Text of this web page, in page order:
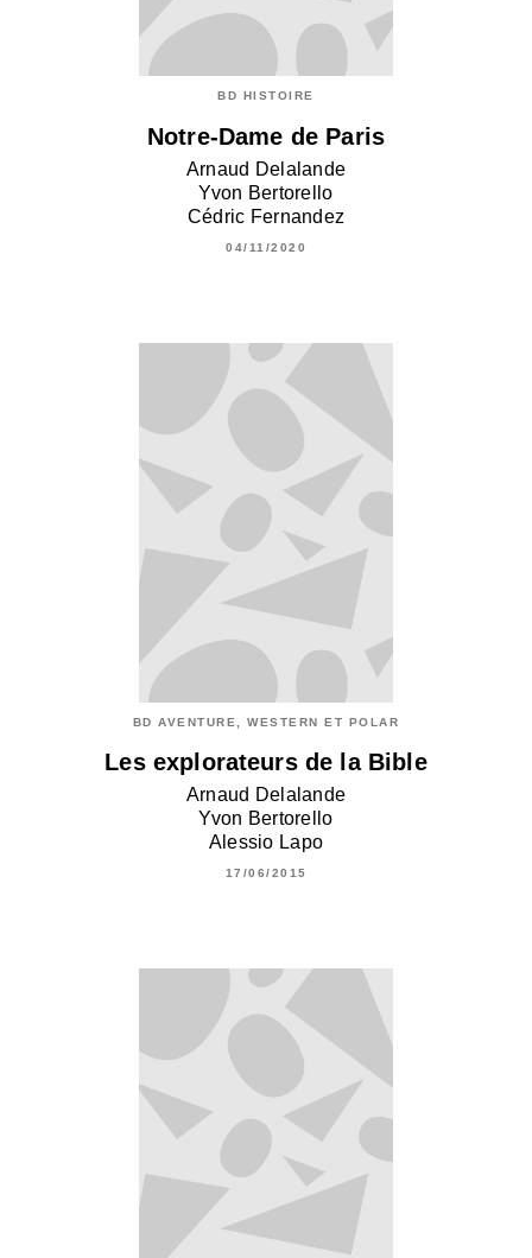
BD HISTOIRE
Notre-Dame de Paris
Arnaud Delalande
Yvon Bertorello
Cédric Fernandez
04/11/2020
BD AVENTURE, WESTERN ET POLAR
Les explorateurs de la Bible
Arnaud Delalande
Yvon Bertorello
Alessio Lapo
17/06/2015